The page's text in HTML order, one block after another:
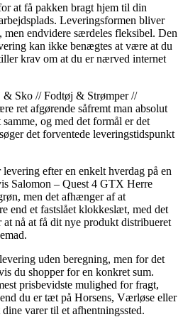
at få pakken bragt hjem til din
Leveringsformen bliver
men endvidere særdeles fleksibel. Den
kan ikke benægtes at være at du
krav om at du er nærved internet
& Sko // Fodtøj & Strømper //
ret afgørende såfremt man absolut
og med det formål er det
det forventede leveringstidspunkt
efter en enkelt hverdag på en
Salomon – Quest 4 GTX Herre
men det afhænger af at
end et fastslået klokkeslæt, med det
nå at få dit nye produkt distribueret
uden beregning, men for det
du shopper for en konkret sum.
prisbevidste mulighed for fragt,
du er tæt på Horsens, Værløse eller
varer til et afhentningssted.